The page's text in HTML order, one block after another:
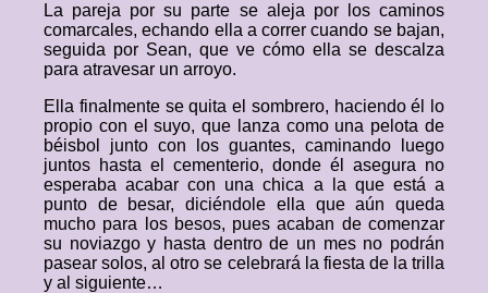
La pareja por su parte se aleja por los caminos
comarcales, echando ella a correr cuando se bajan,
seguida por Sean, que ve cómo ella se descalza
para atravesar un arroyo.
Ella finalmente se quita el sombrero, haciendo él lo
propio con el suyo, que lanza como una pelota de
béisbol junto con los guantes, caminando luego
juntos hasta el cementerio, donde él asegura no
esperaba acabar con una chica a la que está a
punto de besar, diciéndole ella que aún queda
mucho para los besos, pues acaban de comenzar
su noviazgo y hasta dentro de un mes no podrán
pasear solos, al otro se celebrará la fiesta de la trilla
y al siguiente…